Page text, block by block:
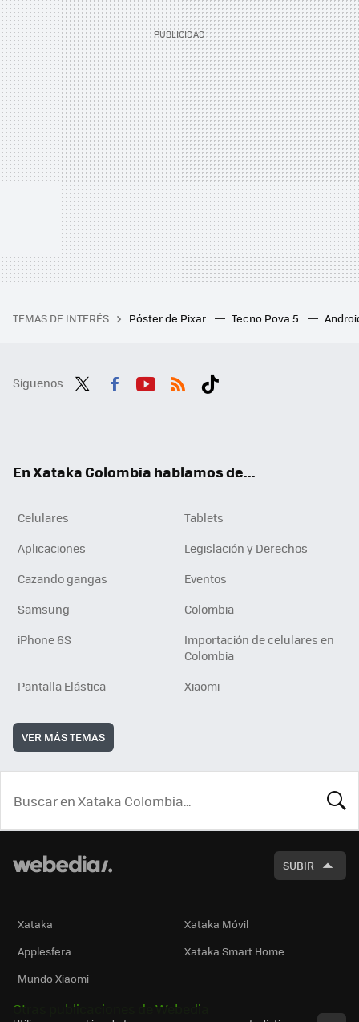
TEMAS DE INTERÉS Póster de Pixar Tecno Pova 5
Síguenos
En Xataka Colombia hablamos de...
Celulares
Tablets
Aplicaciones
Legislación y Derechos
Cazando gangas
Eventos
Samsung
Colombia
iPhone 6S
Importación de celulares en
Colombia
Pantalla Elástica
Xiaomi
VER MÁS TEMAS
SUBIR
Xataka
Xataka Móvil
Applesfera
Xataka Smart Home
Mundo Xiaomi
Otras publicaciones de Webedia